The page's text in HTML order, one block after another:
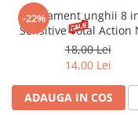
Machiaj Sprancene
Creion sprancene
Fard sprancene
Gel fixare sprancene
Gel/tus sprancene
-22%
Tratament unghii 8
Sensitive Total Action
Therapy 12 ml
18,00 Lei
14,00 Lei
ADAUGA IN COS